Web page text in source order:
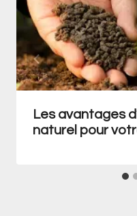
Les avantages
naturel pour